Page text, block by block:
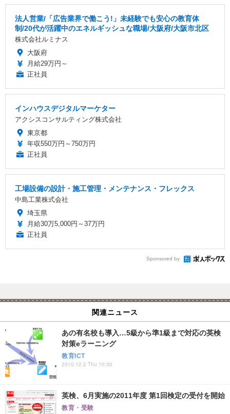
法人営業/「広告業界で働こう!」未経験でも安心の教育体
制/20代が活躍中のエネルギッシュな職場/大阪府/大阪市北区
株式会社ルミナス
大阪府
月給29万円～
正社員
インハウスデジタルマーケター
アクシスコンサルティング株式会社
東京都
年収550万円～750万円
正社員
工場設備の設計・施工管理・メンテナンス・フレックス
中島工業株式会社
埼玉県
月給30万5,000円～37万円
正社員
Sponsored by
関連ニュース
あの有名校も導入…5級から準1級まで対応の英検
対策eラーニング
教育ICT
2010.12.2 Thu 10:30
英検、6月実施の2011年度 第1回検定の受付を開始
教育・受験